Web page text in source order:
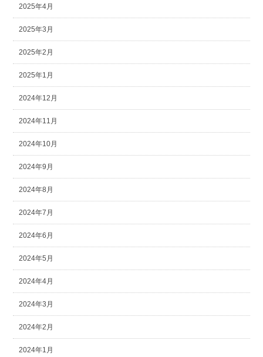
2025年4月
2025年3月
2025年2月
2025年1月
2024年12月
2024年11月
2024年10月
2024年9月
2024年8月
2024年7月
2024年6月
2024年5月
2024年4月
2024年3月
2024年2月
2024年1月